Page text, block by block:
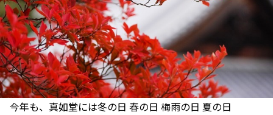
今年も、真如堂には冬の日 春の日 梅雨の日 夏の日